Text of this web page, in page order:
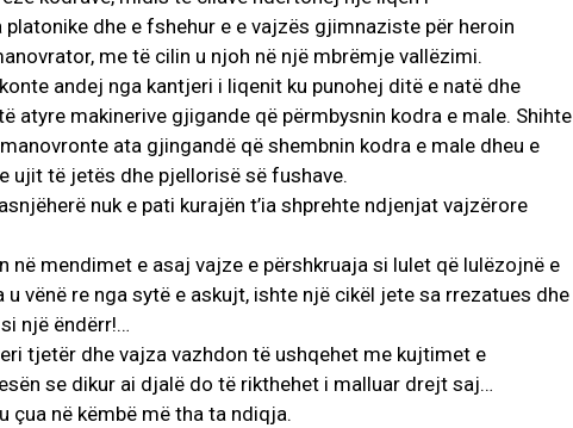
dhe e fshehur e e vajzës gjimnaziste për heroin
me të cilin u njoh në një mbrëmje vallëzimi.
andej nga kantjeri i liqenit ku punohej ditë e natë dhe
atyre makinerive gjigande që përmbysnin kodra e male. Shihte
ata gjingandë që shembnin kodra e male dheu e
ujit të jetës dhe pjellorisë së fushave.
nuk e pati kurajën t’ia shprehte ndjenjat vajzërore
në mendimet e asaj vajze e përshkruaja si lulet që lulëzojnë e
u vënë re nga sytë e askujt, ishte një cikël jete sa rrezatues dhe
një ëndërr!…
tjetër dhe vajza vazhdon të ushqehet me kujtimet e
se dikur ai djalë do të rikthehet i malluar drejt saj…
çua në këmbë më tha ta ndiqja.